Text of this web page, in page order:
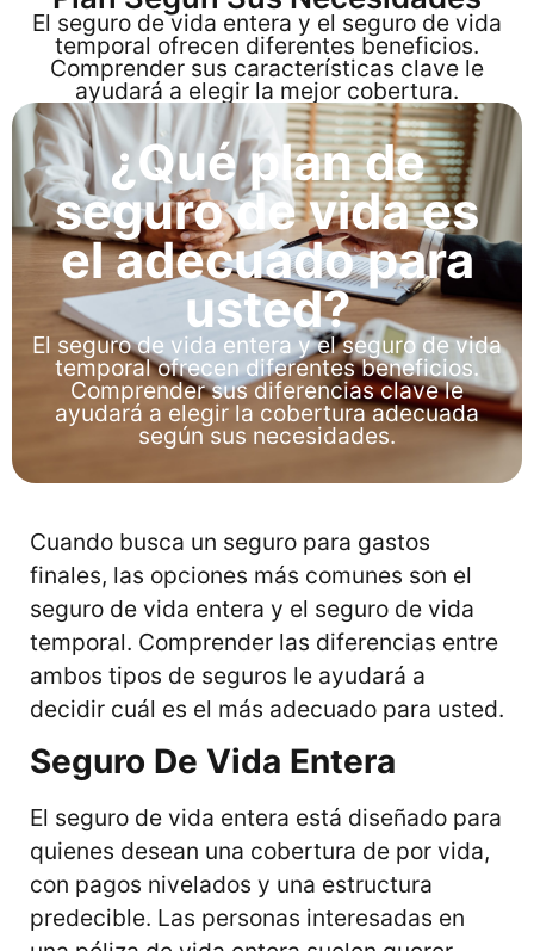
El seguro de vida entera y el seguro de vida
temporal ofrecen diferentes beneficios.
Comprender sus características clave le
ayudará a elegir la mejor cobertura.
¿Qué plan de
seguro de vida es
el adecuado para
usted?
El seguro de vida entera y el seguro de vida
temporal ofrecen diferentes beneficios.
Comprender sus diferencias clave le
ayudará a elegir la cobertura adecuada
según sus necesidades.
Cuando busca un seguro para gastos
finales, las opciones más comunes son el
seguro de vida entera y el seguro de vida
temporal. Comprender las diferencias entre
ambos tipos de seguros le ayudará a
decidir cuál es el más adecuado para usted.
Seguro De Vida Entera
El seguro de vida entera está diseñado para
quienes desean una cobertura de por vida,
con pagos nivelados y una estructura
predecible. Las personas interesadas en